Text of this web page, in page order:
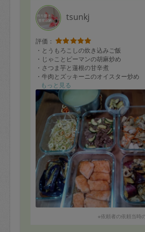
tsunkj
評価：
・とうもろこしの炊き込みご飯
・じゃことピーマンの胡麻炒め
・さつま芋と蓮根の甘辛煮
・牛肉とズッキーニのオイスター炒め
・鶏きんぴら
・鮭の南蛮漬け
・オニオンスープ
・チーズ蒸しパン（上の焼き目はバタ
【当日追加】
・茄子の甘辛
・竹輪と長ネギのピリ辛
終了30分前に急きょ買ってきた食材で
き、今日も好きなものだらけです
いました!
もっと見る
※依頼者の依頼当時